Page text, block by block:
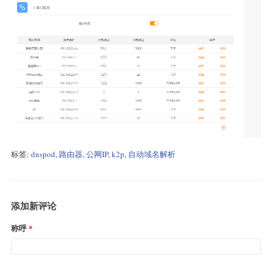
标签: dnspod, 路由器,公网IP,k2p, 自动域名解析
添加新评论
称呼